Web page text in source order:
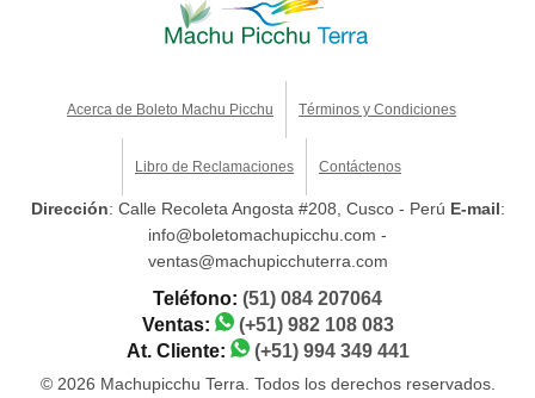
Acerca de Boleto Machu Picchu Términos y Condiciones
Libro de Reclamaciones Contáctenos
Dirección: Calle Recoleta Angosta #208, Cusco - Perú E-mail:
info@boletomachupicchu.com -
ventas@machupicchuterra.com
Teléfono: (51) 084 207064
Ventas:
(+51) 982 108 083
At. Cliente:
(+51) 994 349 441
© 2026 Machupicchu Terra. Todos los derechos reservados.